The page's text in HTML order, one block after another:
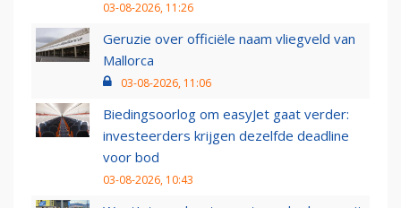
03-08-2026, 11:26
Geruzie over officiële naam vliegveld van
Mallorca
03-08-2026, 11:06
Biedingsoorlog om easyJet gaat verder:
investeerders krijgen dezelfde deadline
voor bod
03-08-2026, 10:43